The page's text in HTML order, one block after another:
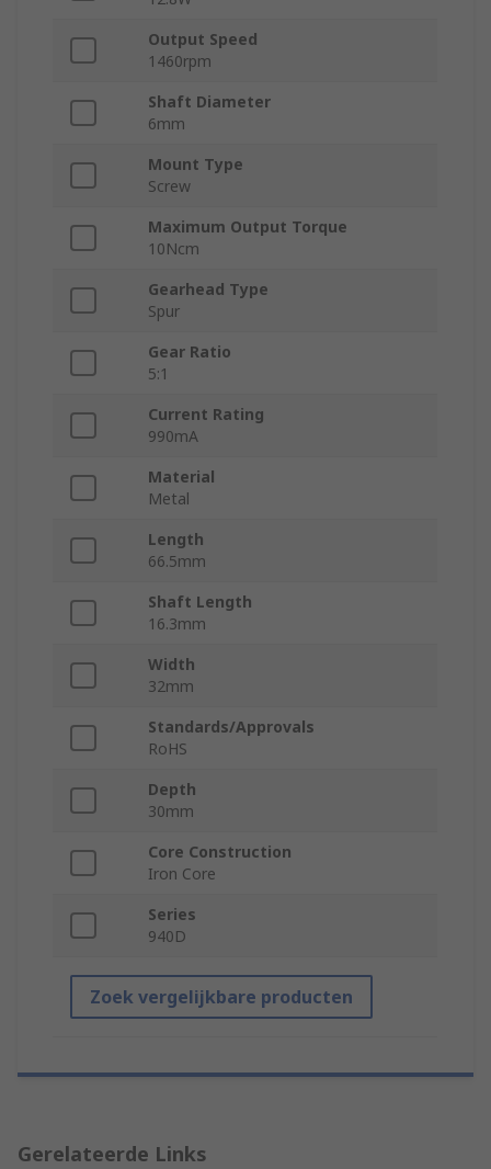
Output Speed
1460rpm
Shaft Diameter
6mm
Mount Type
Screw
Maximum Output Torque
10Ncm
Gearhead Type
Spur
Gear Ratio
5:1
Current Rating
990mA
Material
Metal
Length
66.5mm
Shaft Length
16.3mm
Width
32mm
Standards/Approvals
RoHS
Depth
30mm
Core Construction
Iron Core
Series
940D
Zoek vergelijkbare producten
Gerelateerde Links